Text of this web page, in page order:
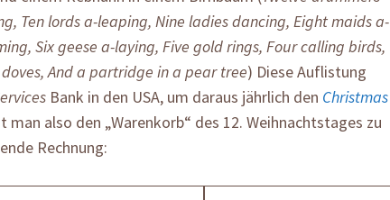
Ten lords a-leaping, Nine ladies dancing, Eight maids a-
Six geese a-laying, Five gold rings, Four calling birds,
And a partridge in a pear tree) Diese Auflistung
Bank in den USA, um daraus jährlich den Christmas
man also den „Warenkorb“ des 12. Weihnachtstages zu
Rechnung: